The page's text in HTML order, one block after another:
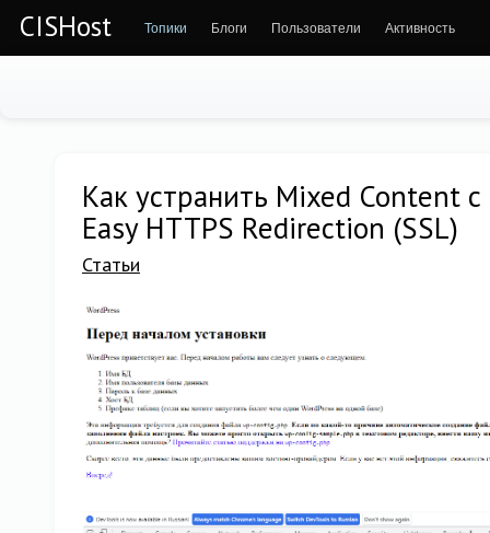
CISHost Топики Блоги Пользователи Активность
Как устранить Mixed Content
Easy HTTPS Redirection (SSL)
Статьи